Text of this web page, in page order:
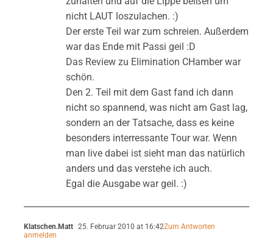
nicht LAUT loszulachen. :)
Der erste Teil war zum schreien. Außerdem
war das Ende mit Passi geil :D
Das Review zu Elimination CHamber war
schön.
Den 2. Teil mit dem Gast fand ich dann
nicht so spannend, was nicht am Gast lag,
sondern an der Tatsache, dass es keine
besonders interressante Tour war. Wenn
man live dabei ist sieht man das natürlich
anders und das verstehe ich auch.
Egal die Ausgabe war geil. :)
Klatschen.Matt 25. Februar 2010 at 16:42Zum Antworten
anmelden